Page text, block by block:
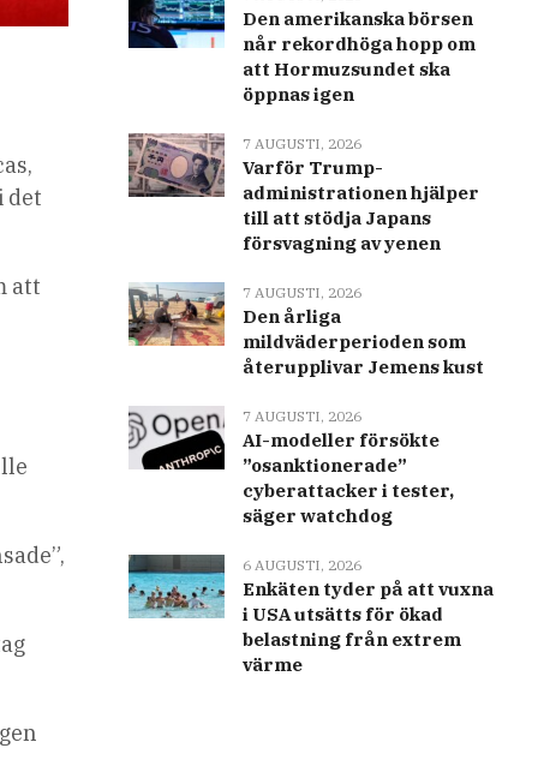
det
att
Den amerikanska börsen
når rekordhöga hopp om
att Hormuzsundet ska
öppnas igen
7 AUGUSTI, 2026
Varför Trump-
administrationen hjälper
till att stödja Japans
försvagning av yenen
7 AUGUSTI, 2026
Den årliga
mildväderperioden som
återupplivar Jemens kust
7 AUGUSTI, 2026
AI-modeller försökte
”osanktionerade”
cyberattacker i tester,
säger watchdog
6 AUGUSTI, 2026
Enkäten tyder på att vuxna
i USA utsätts för ökad
belastning från extrem
värme